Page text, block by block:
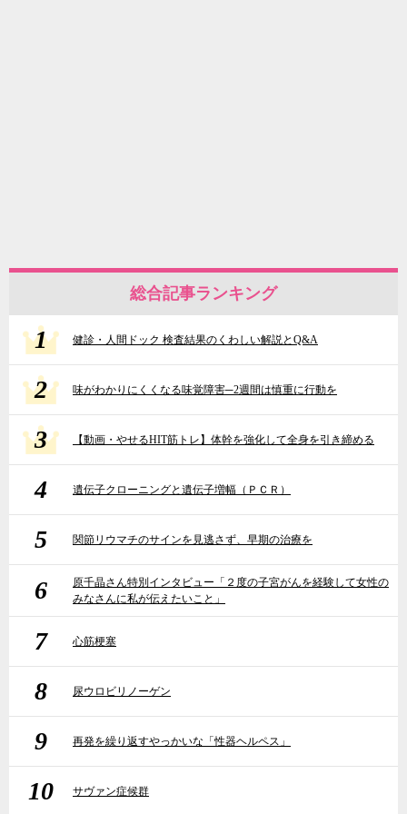
総合記事ランキング
1 健診・人間ドック 検査結果のくわしい解説とQ&A
2 味がわかりにくくなる味覚障害─2週間は慎重に行動を
3 【動画・やせるHIT筋トレ】体幹を強化して全身を引き締める
4 遺伝子クローニングと遺伝子増幅（ＰＣＲ）
5 関節リウマチのサインを見逃さず、早期の治療を
6
原千晶さん特別インタビュー「２度の子宮がんを経験して女性の
みなさんに私が伝えたいこと」
7 心筋梗塞
8 尿ウロビリノーゲン
9 再発を繰り返すやっかいな「性器ヘルペス」
10 サヴァン症候群